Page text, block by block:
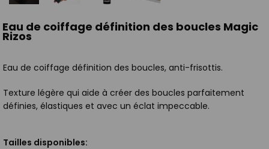
Eau de coiffage définition des boucles Magic
Rizos
Eau de coiffage définition des boucles, anti-frisottis.
Texture légère qui aide à créer des boucles parfaitement
définies, élastiques et avec un éclat impeccable.
Tailles disponibles: